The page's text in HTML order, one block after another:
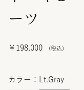
ーツ
￥198,000
カラー：Lt.Gray